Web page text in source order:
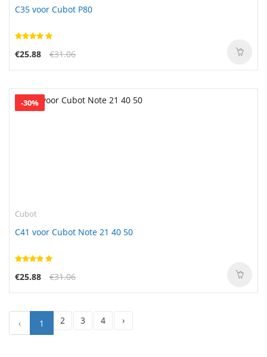
C35 voor Cubot P80
€25.88 €31.06
-30%
Cubot
C41 voor Cubot Note 21 40 50
€25.88 €31.06
‹ 1 2 3 4 ›